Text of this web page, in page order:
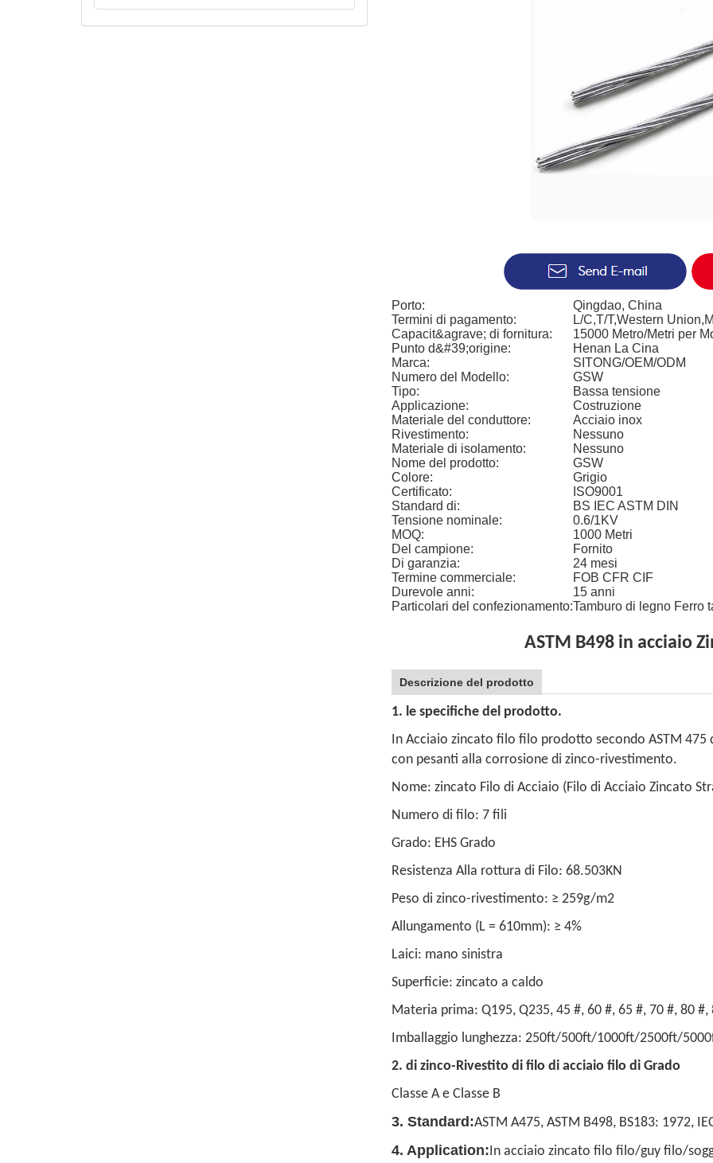
Porto:
Qingdao, China
Termini di pagamento:
L/C,T/T,Western
Capacit&agrave; di fornitura:
15000 Metro/Metri per
Punto d&#39;origine:
Henan La Cina
Marca:
SITONG/OEM/ODM
Numero del Modello:
GSW
Tipo:
Bassa tensione
Applicazione:
Costruzione
Materiale del conduttore:
Acciaio inox
Rivestimento:
Nessuno
Materiale di isolamento:
Nessuno
Nome del prodotto:
GSW
Colore:
Grigio
Certificato:
ISO9001
Standard di:
BS IEC ASTM DIN
Tensione nominale:
0.6/1KV
MOQ:
1000 Metri
Del campione:
Fornito
Di garanzia:
24 mesi
Termine commerciale:
FOB CFR CIF
Durevole anni:
15 anni
Particolari del confezionamento:Tamburo di legno Ferro
ASTM B498 in acciaio
Descrizione del prodotto
1. le specifiche del prodotto.
In Acciaio zincato filo filo prodotto secondo ASTM 475
con pesanti alla corrosione di zinco-rivestimento.
Nome: zincato Filo di Acciaio (Filo di Acciaio Zincato
Numero di filo: 7 fili
Grado: EHS Grado
Resistenza Alla rottura di Filo: 68.503KN
Peso di zinco-rivestimento: ≥ 259g/m2
Allungamento (L = 610mm): ≥ 4%
Laici: mano sinistra
Superficie: zincato a caldo
Materia prima: Q195, Q235, 45 #, 60 #, 65 #, 70 #, 80
Imballaggio lunghezza: 250ft/500ft/1000ft/2500ft/
2. di zinco-Rivestito di filo di acciaio filo di Grado
Classe A e Classe B
3. Standard:ASTM A475, ASTM B498, BS183: 1972,
4. Application:In acciaio zincato filo filo/guy filo/